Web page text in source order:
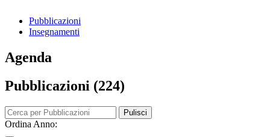
Pubblicazioni
Insegnamenti
Agenda
Pubblicazioni (224)
Pulisci
Ordina Anno: